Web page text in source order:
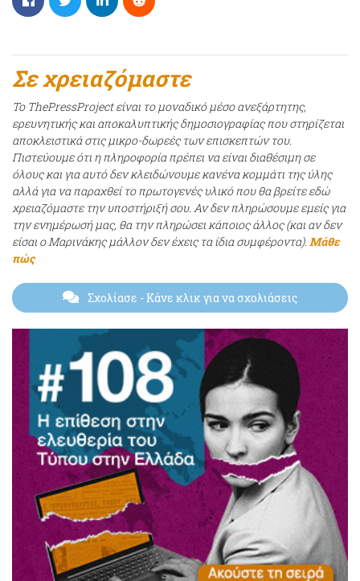
Σε χρειαζόμαστε
Το ThePressProject είναι το μοναδικό μέσο ανεξάρτητης,
ερευνητικής και αποκαλυπτικής δημοσιογραφίας που στηρίζεται
αποκλειστικά στις μικρο-δωρεές των επισκεπτών του.
Πιστεύουμε ότι η πληροφορία πρέπει να είναι διαθέσιμη σε
όλους και για αυτό δεν κλειδώνουμε κανένα κομμάτι της ύλης
αλλά για να παραχθεί το πρωτογενές υλικό που θα βρείτε εδώ
χρειαζόμαστε την υποστήριξή σου. Αν δεν πληρώσουμε εμείς για
την ενημέρωσή μας, θα την πληρώσει κάποιος άλλος (και αν δεν
είσαι ο Μαρινάκης μάλλον δεν έχεις τα ίδια συμφέροντα). Μάθε
πώς
Σχολίασε - Κάνε κλικ για να σχολιάσεις